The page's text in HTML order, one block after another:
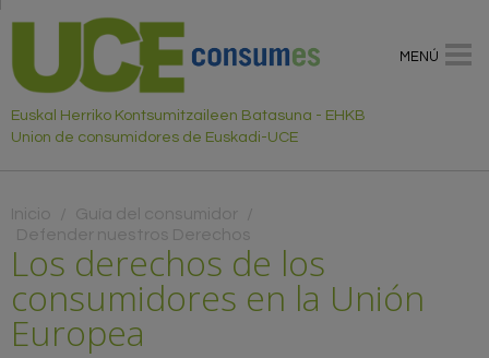
Euskal Herriko Kontsumitzaileen Batasuna - EHKB
Union de consumidores de Euskadi-UCE
Usted está aquí
Inicio Guía del consumidor
Defender nuestros Derechos
Los derechos de los
consumidores en la Unión
Europea
MENÚ